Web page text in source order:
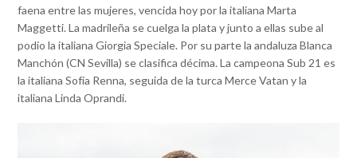
faena entre las mujeres, vencida hoy por la italiana Marta
Maggetti. La madrileña se cuelga la plata y junto a ellas sube al
podio la italiana Giorgia Speciale. Por su parte la andaluza Blanca
Manchón (CN Sevilla) se clasifica décima. La campeona Sub 21 es
la italiana Sofía Renna, seguida de la turca Merce Vatan y la
italiana Linda Oprandi.